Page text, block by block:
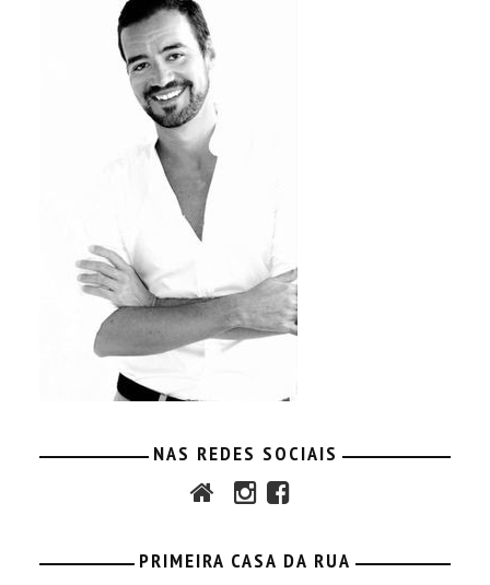
NAS REDES SOCIAIS
PRIMEIRA CASA DA RUA